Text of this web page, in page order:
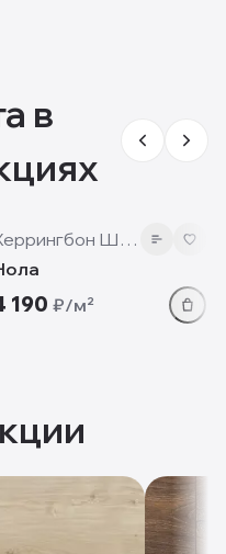
в
12 мм
Херрингбон Шеврон
190 ₽/м²